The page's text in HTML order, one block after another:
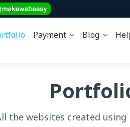
Payment Blog
the websites created using